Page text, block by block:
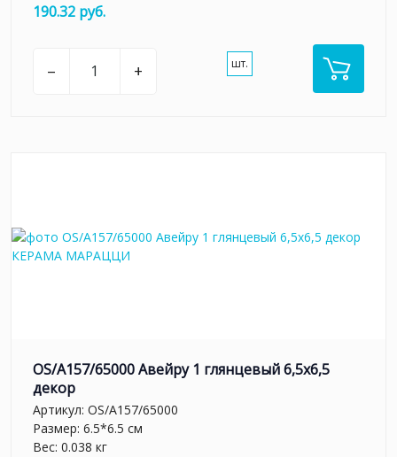
190.32 руб.
– + шт.
OS/A157/65000 Авейру 1 глянцевый 6,5х6,5
декор
Артикул: OS/A157/65000
Размер: 6.5*6.5 см
Вес: 0.038 кг